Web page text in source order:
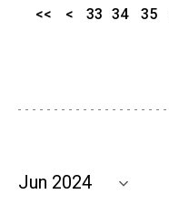
<< < 33 34 35